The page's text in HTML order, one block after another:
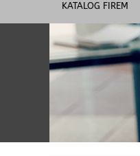
KATALOG FIREM